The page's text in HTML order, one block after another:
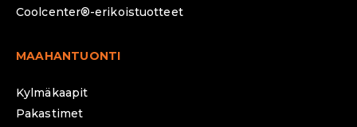
Coolcenter®-erikoistuotteet
MAAHANTUONTI
Kylmäkaapit
Pakastimet